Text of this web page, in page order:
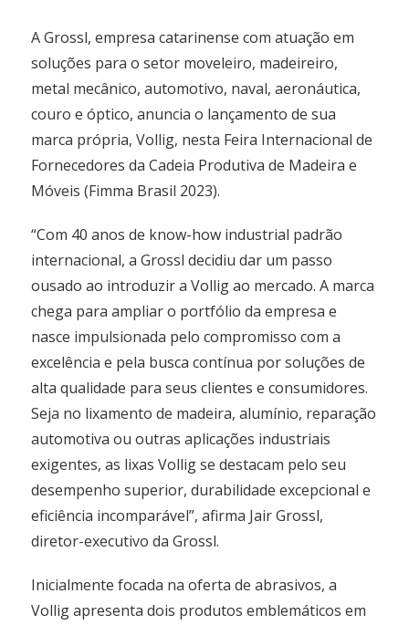
A Grossl, empresa catarinense com atuação em
soluções para o setor moveleiro, madeireiro,
metal mecânico, automotivo, naval, aeronáutica,
couro e óptico, anuncia o lançamento de sua
marca própria, Vollig, nesta Feira Internacional de
Fornecedores da Cadeia Produtiva de Madeira e
Móveis (Fimma Brasil 2023).
“Com 40 anos de know-how industrial padrão
internacional, a Grossl decidiu dar um passo
ousado ao introduzir a Vollig ao mercado. A marca
chega para ampliar o portfólio da empresa e
nasce impulsionada pelo compromisso com a
excelência e pela busca contínua por soluções de
alta qualidade para seus clientes e consumidores.
Seja no lixamento de madeira, alumínio, reparação
automotiva ou outras aplicações industriais
exigentes, as lixas Vollig se destacam pelo seu
desempenho superior, durabilidade excepcional e
eficiência incomparável”, afirma Jair Grossl,
diretor-executivo da Grossl.
Inicialmente focada na oferta de abrasivos, a
Vollig apresenta dois produtos emblemáticos em